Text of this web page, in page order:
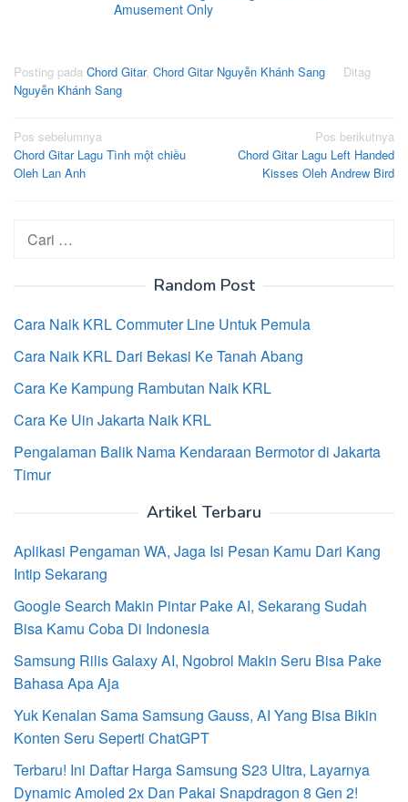
Amusement Only
Posting pada Chord Gitar, Chord Gitar Nguyễn Khánh Sang
Ditag
Nguyễn Khánh Sang
Navigasi
pos
Pos sebelumnya
Chord Gitar Lagu Tình một chiều
Oleh Lan Anh
Pos berikutnya
Chord Gitar Lagu Left Handed
Kisses Oleh Andrew Bird
Cari
untuk:
Random Post
Cara Naik KRL Commuter Line Untuk Pemula
Cara Naik KRL Dari Bekasi Ke Tanah Abang
Cara Ke Kampung Rambutan Naik KRL
Cara Ke Uin Jakarta Naik KRL
Pengalaman Balik Nama Kendaraan Bermotor di Jakarta
Timur
Artikel Terbaru
Aplikasi Pengaman WA, Jaga Isi Pesan Kamu Dari Kang
Intip Sekarang
Google Search Makin Pintar Pake AI, Sekarang Sudah
Bisa Kamu Coba Di Indonesia
Samsung Rilis Galaxy AI, Ngobrol Makin Seru Bisa Pake
Bahasa Apa Aja
Yuk Kenalan Sama Samsung Gauss, AI Yang Bisa Bikin
Konten Seru Seperti ChatGPT
Terbaru! Ini Daftar Harga Samsung S23 Ultra, Layarnya
Dynamic Amoled 2x Dan Pakai Snapdragon 8 Gen 2!